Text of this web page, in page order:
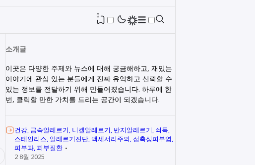
0
소개글
이곳은 다양한 주제와 뉴스에 대해 궁금해하고, 재밌는
이야기에 관심 있는 분들에게 진짜 유익하고 신뢰할 수
있는 정보를 전달하기 위해 만들어졌습니다. 하루에 한
번, 클릭할 만한 가치를 드리는 공간이 되겠습니다.
건강 금속알레르기 니켈알레르기 반지알레르기 쇠독
스테인리스 알레르기진단 액세서리주의 접촉성피부염
피부과 피부질환
2 8월 2025